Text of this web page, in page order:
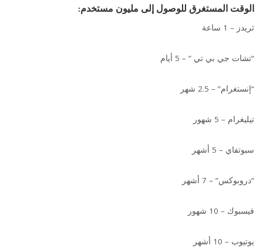
الوقت المستغرق للوصول إلى مليون مستخدم:
ثريدز – 1 ساعة
“تشات جي بي تي ” – 5 أيام
“إنستغرام” – 2.5 شهر
تيليغرام – 5 شهور
سبوتفاي – 5 أشهر
“دروبوكس” – 7 أشهر
فيسبوك – 10 شهور
يوتيوب – 10 أشهر